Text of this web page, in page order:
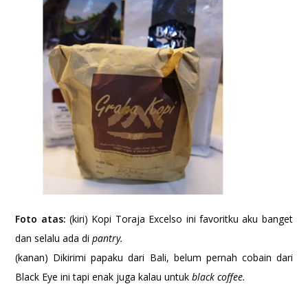
Foto atas:(kiri) Kopi Toraja Excelso ini favoritku aku banget
dan selalu ada dipantry.
(kanan) Dikirimi papaku dari Bali, belum pernah cobain dari
Black Eye ini tapi enak juga kalau untukblack coffee.